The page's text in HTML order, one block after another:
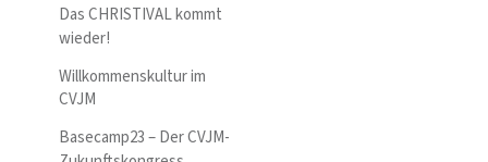
Das CHRISTIVAL kommt
wieder!
Willkommenskultur im
CVJM
Basecamp23 – Der CVJM-